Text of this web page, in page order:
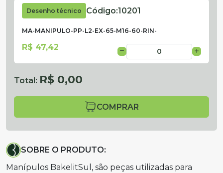
Desenho técnico Código:10201
MA-MANIPULO-PP-L2-EX-65-M16-60-RIN-
R$ 47,42
Total: R$ 0,00
COMPRAR
SOBRE O PRODUTO:
Manípulos BakelitSul, são peças utilizadas para